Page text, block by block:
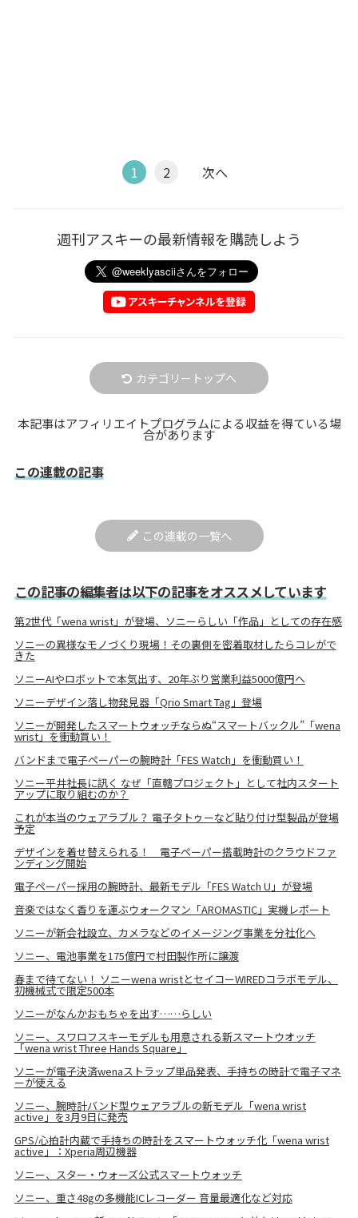
1 2 次へ
週刊アスキーの最新情報を購読しよう
カテゴリートップへ
本記事はアフィリエイトプログラムによる収益を得ている場
合があります
この連載の記事
この連載の一覧へ
この記事の編集者は以下の記事をオススメしています
第2世代「wena wrist」が登場、ソニーらしい「作品」としての存在感
ソニーの異様なモノづくり現場！その裏側を密着取材したらコレがで
きた
ソニーAIやロボットで本気出す、20年ぶり営業利益5000億円へ
ソニーデザイン落し物発見器「Qrio Smart Tag」登場
ソニーが開発したスマートウォッチならぬ“スマートバックル”「wena
wrist」を衝動買い！
バンドまで電子ペーパーの腕時計「FES Watch」を衝動買い！
ソニー平井社長に訊く なぜ「直轄プロジェクト」として社内スタート
アップに取り組むのか？
これが本当のウェアラブル？ 電子タトゥーなど貼り付け型製品が登場
予定
デザインを着せ替えられる！ 電子ペーパー搭載時計のクラウドファ
ンディング開始
電子ペーパー採用の腕時計、最新モデル「FES Watch U」が登場
音楽ではなく香りを運ぶウォークマン「AROMASTIC」実機レポート
ソニーが新会社設立、カメラなどのイメージング事業を分社化へ
ソニー、電池事業を175億円で村田製作所に譲渡
春まで待てない！ ソニーwena wristとセイコーWIREDコラボモデル、
初機械式で限定500本
ソニーがなんかおもちゃを出す……らしい
ソニー、スワロフスキーモデルも用意される新スマートウオッチ
「wena wrist Three Hands Square」
ソニーが電子決済wenaストラップ単品発表、手持ちの時計で電子マネ
ーが使える
ソニー、腕時計バンド型ウェアラブルの新モデル「wena wrist
active」を3月9日に発売
GPS/心拍計内蔵で手持ちの時計をスマートウォッチ化「wena wrist
active」：Xperia周辺機器
ソニー、スター・ウォーズ公式スマートウォッチ
ソニー、重さ48gの多機能ICレコーダー 音量最適化など対応